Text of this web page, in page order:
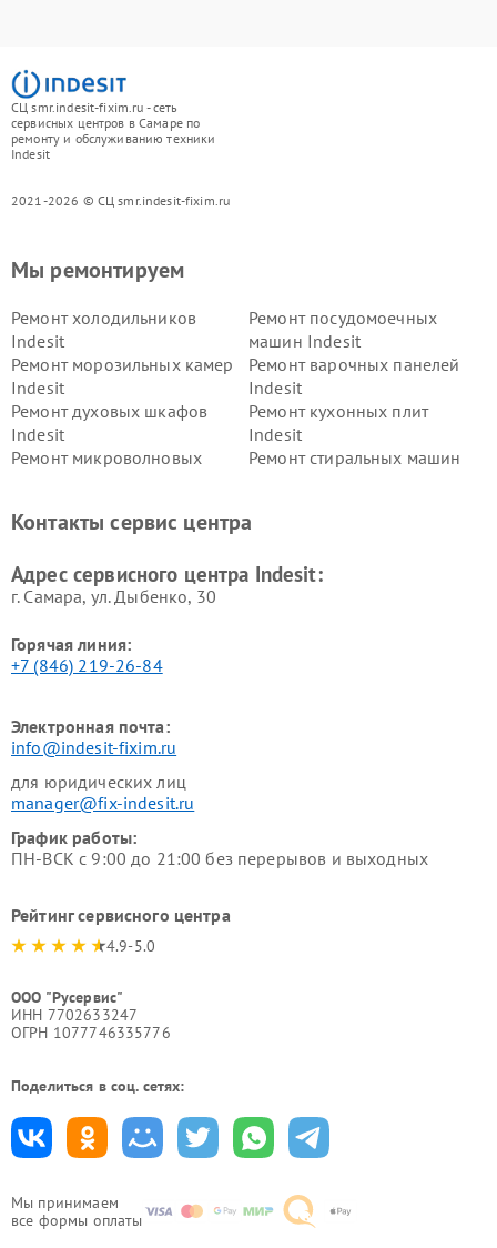
СЦ smr.indesit-fixim.ru - сеть
сервисных центров в Самаре по
ремонту и обслуживанию техники
Indesit
2021-2026 © СЦ smr.indesit-fixim.ru
Мы принимаем
все формы оплаты
Мы ремонтируем
Ремонт холодильников
Indesit
Ремонт посудомоечных
машин Indesit
Ремонт морозильных камер
Indesit
Ремонт варочных панелей
Indesit
Ремонт духовых шкафов
Indesit
Ремонт кухонных плит
Indesit
Ремонт микроволновых
Ремонт стиральных машин
Indesit
Indesit
Контакты сервис центра
Адрес сервисного центра Indesit:
г. Самара, ул. Дыбенко, 30
Горячая линия:
+7 (846) 219-26-84
Электронная почта:
info@indesit-fixim.ru
для юридических лиц
manager@fix-indesit.ru
График работы:
ПН-ВСК с 9:00 до 21:00 без перерывов и выходных
Рейтинг сервисного центра
4.9-5.0
ООО "Русервис"
ИНН 7702633247
ОГРН 1077746335776
Поделиться в соц. сетях: